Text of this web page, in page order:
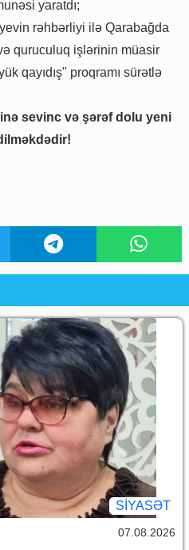
yaratdı;
rəhbərliyi ilə Qarabağda
quruculuq işlərinin müasir
qayıdış" proqramı sürətlə
sevinc və şərəf dolu yeni
SİYASƏT
07.08.2026